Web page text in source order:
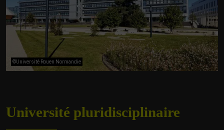
©Université Rouen Normandie
Université pluridisciplinaire